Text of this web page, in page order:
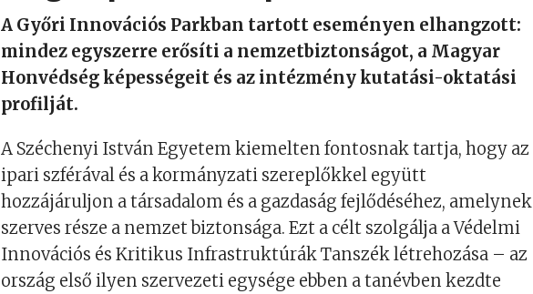
A Győri Innovációs Parkban tartott eseményen elhangzott:
mindez egyszerre erősíti a nemzetbiztonságot, a Magyar
Honvédség képességeit és az intézmény kutatási-oktatási
profilját.
A Széchenyi István Egyetem kiemelten fontosnak tartja, hogy az
ipari szférával és a kormányzati szereplőkkel együtt
hozzájáruljon a társadalom és a gazdaság fejlődéséhez, amelynek
szerves része a nemzet biztonsága. Ezt a célt szolgálja a Védelmi
Innovációs és Kritikus Infrastruktúrák Tanszék létrehozása – az
ország első ilyen szervezeti egysége ebben a tanévben kezdte